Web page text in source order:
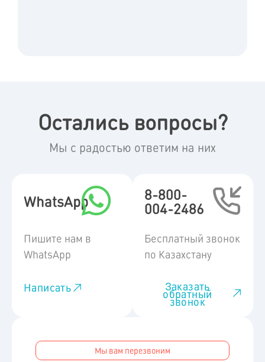
Остались вопросы?
Мы с радостью ответим на них
WhatsApp
Пишите нам в
WhatsApp
Написать
8-800-
004-2486
Бесплатный звонок
по Казахстану
Заказать
обратный
звонок
Мы вам перезвоним